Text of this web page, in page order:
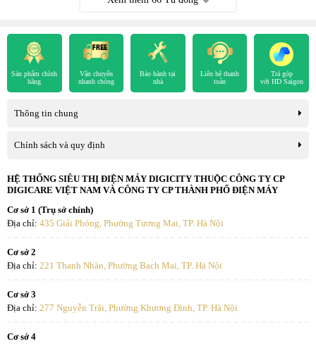
Sản phẩm chính
hãng
Vận chuyển
nhanh chóng
Bảo hành tại
nhà
Liên hệ thanh
toán
Trả góp
với HD Saigon
Thông tin chung
Chính sách và quy định
HỆ THỐNG SIÊU THỊ ĐIỆN MÁY DIGICITY THUỘC CÔNG TY CP
DIGICARE VIỆT NAM VÀ CÔNG TY CP THÀNH PHỐ ĐIỆN MÁY
Cơ sở 1 (Trụ sở chính)
Địa chỉ: 435 Giải Phóng, Phường Tương Mai, TP. Hà Nội
Cơ sở 2
Địa chỉ: 221 Thanh Nhàn, Phường Bạch Mai, TP. Hà Nội
Cơ sở 3
Địa chỉ: 277 Nguyễn Trãi, Phường Khương Đình, TP. Hà Nội
Cơ sở 4